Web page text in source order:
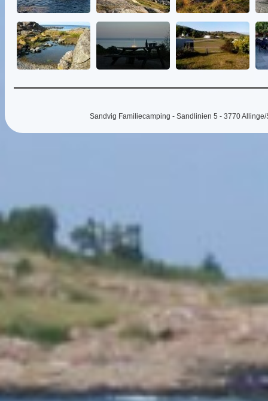
Sandvig Familiecamping - Sandlinien 5 - 3770